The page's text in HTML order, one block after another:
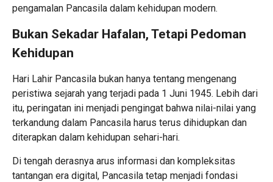
pengamalan Pancasila dalam kehidupan modern.
Bukan Sekadar Hafalan, Tetapi Pedoman
Kehidupan
Hari Lahir Pancasila bukan hanya tentang mengenang
peristiwa sejarah yang terjadi pada 1 Juni 1945. Lebih dari
itu, peringatan ini menjadi pengingat bahwa nilai-nilai yang
terkandung dalam Pancasila harus terus dihidupkan dan
diterapkan dalam kehidupan sehari-hari.
Di tengah derasnya arus informasi dan kompleksitas
tantangan era digital, Pancasila tetap menjadi fondasi